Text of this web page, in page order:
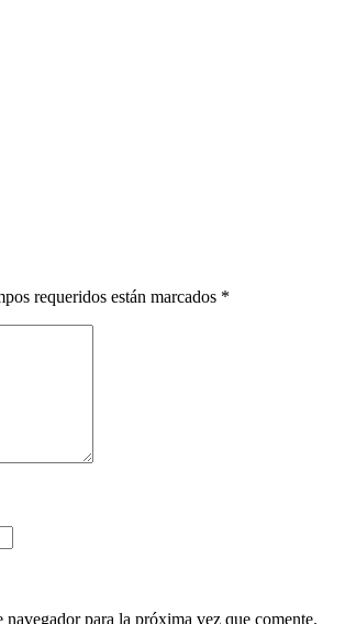
requeridos están marcados *
para la próxima vez que comente.